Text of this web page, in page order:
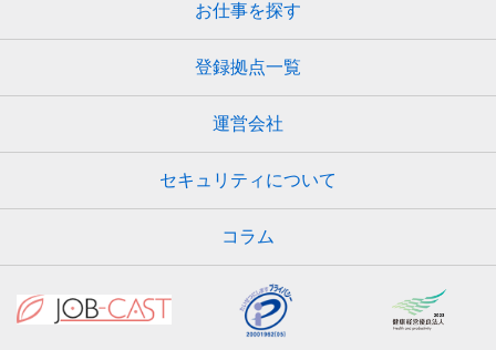
お仕事を探す
登録拠点一覧
運営会社
セキュリティについて
コラム